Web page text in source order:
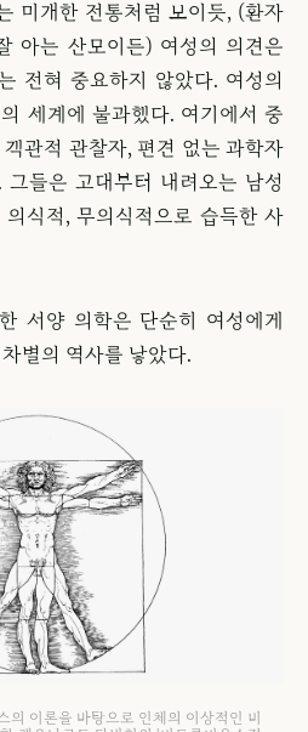
미개한 전통처럼 보이듯, (환자
아는 산모이든) 여성의 의견은
전혀 중요하지 않았다. 여성의
세계에 불과했다. 여기에서 중
관적 관찰자, 편견 없는 과학자
들은 고대부터 내려오는 남성
식적, 무의식적으로 습득한 사
서양 의학은 단순히 여성에게
별의 역사를 낳았다.
의 이론을 바탕으로 인체의 이상적인 비